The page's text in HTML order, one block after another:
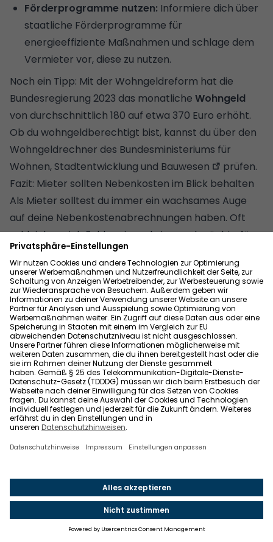
Förderprogramme nutzen: Informiere dich über
staatliche Förderprogramme für
energieeffiziente Maßnahmen und schlage dem
Vermieter vor, diese zu nutzen.
Noch ein Tipp: Mit der Wohngeldreform hat die
Bundesregierung 2023 das monatliche Wohngeld
von durchschnittlich 180 auf etwa 370 Euro erhöht.
Ob du wohngeldberechtigt bist, kannst du über den
Wohngeldrechner des Bundesministeriums für
Wohnen, Stadtentwicklung und Bauwesen
prüfen.
Fazit: Mieter sollten Nebenkosten im Blick behalten
Als Mieter solltest du immer ein wachsames Auge
auf deine Nebenkostenabrechnungen haben. Oft
schleichen sich Fehler ein und niemand möchte für
Kosten aufkommen, die gar nicht angefallen sind.
Deshalb lohnt es sich, dieAbrechnung genau unter
die Lupe zu nehmenund bei Unklarheiten
nachzufragen. Wichtig ist auch zu wissen, dass du das
Recht hast, die Belege einzusehen und dass du bis zu
zwölf Monate Zeit hast, um Widerspruch einzulegen.
Wenn du die grundlegenden Regeln kennst, wie etwa
welche Kosten umlagefähig sind und welche nicht,
kannst du viel Geld sparen. Einmalige Ausgaben wie
Reparaturen oder Verwaltungskosten dürfen zum
Beispiel nicht auf dich umgelegt werden. Es ist auch
Falls du unsicher bist, bietenMieterschutzvereine
Unterstützung und Beratung an. Ein klarer und gut
dokumentierter Schriftverkehr mit dem Vermieter